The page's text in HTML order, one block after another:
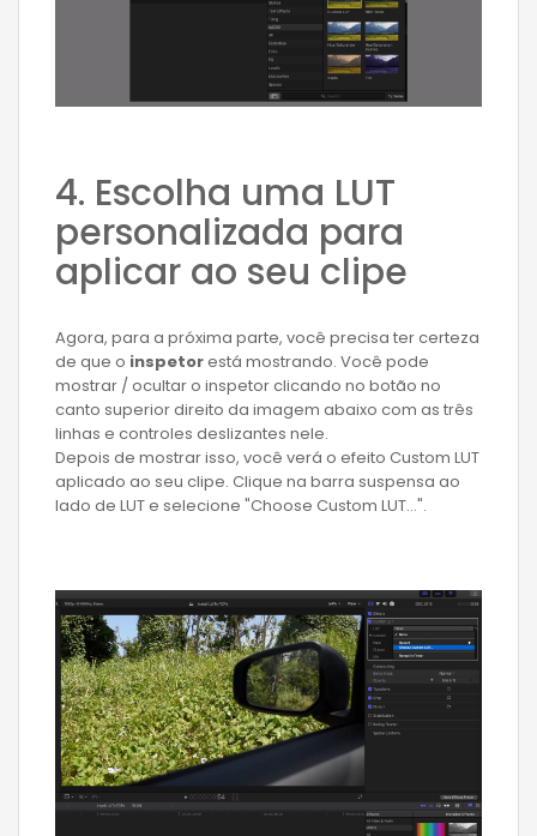
4. Escolha uma LUT
personalizada para
aplicar ao seu clipe
Agora, para a próxima parte, você precisa ter certeza
de que o inspetorestá mostrando. Você pode
mostrar / ocultar o inspetor clicando no botão no
canto superior direito da imagem abaixo com as três
linhas e controles deslizantes nele.
Depois de mostrar isso, você verá o efeito Custom LUT
aplicado ao seu clipe. Clique na barra suspensa ao
lado de LUT e selecione "Choose Custom LUT…".